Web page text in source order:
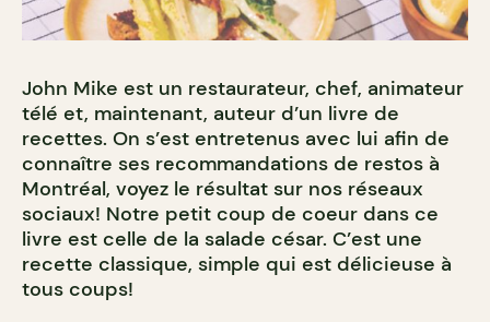
John Mike est un restaurateur, chef, animateur
télé et, maintenant, auteur d’un livre de
recettes. On s’est entretenus avec lui afin de
connaître ses recommandations de restos à
Montréal, voyez le résultat sur nos réseaux
sociaux! Notre petit coup de coeur dans ce
livre est celle de la salade césar. C’est une
recette classique, simple qui est délicieuse à
tous coups!